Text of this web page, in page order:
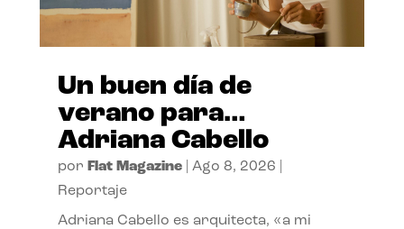
Un buen día de
verano para…
Adriana Cabello
por Flat Magazine| Ago 8, 2026
Reportaje
Adriana Cabello es arquitecta, «a mi